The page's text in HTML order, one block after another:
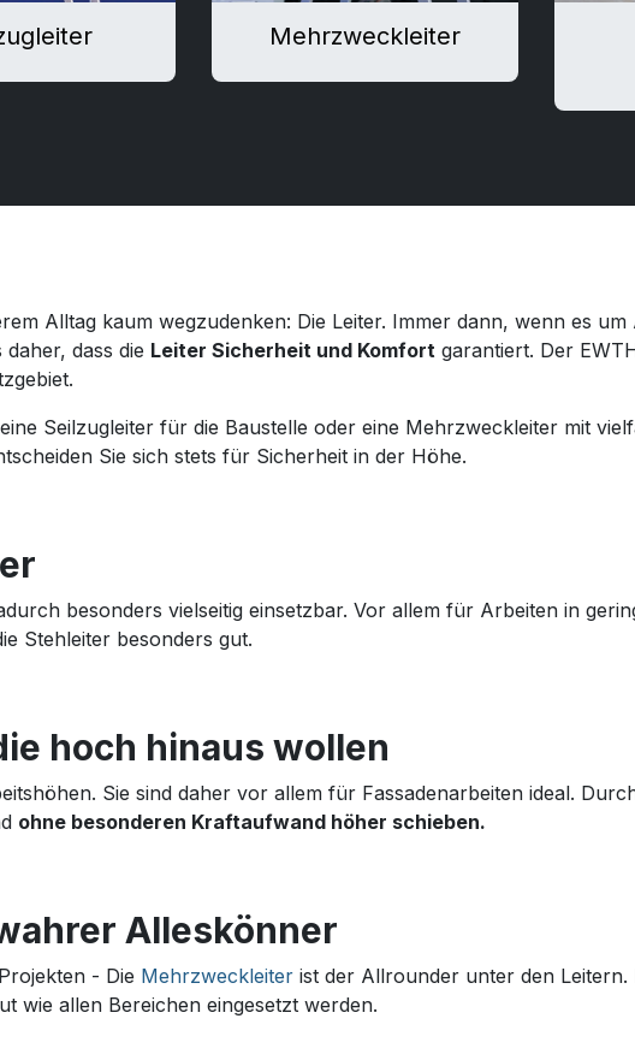
Mehrzweckleiter
Alltag kaum wegzudenken: Die Leiter. Immer dann, wenn es
dass die Leiter Sicherheit und Komfort garantiert. Der
Seilzugleiter für die Baustelle oder eine Mehrzweckleiter mit
Sie sich stets für Sicherheit in der Höhe.
besonders vielseitig einsetzbar. Vor allem für Arbeiten in
Stehleiter besonders gut.
hoch hinaus wollen
Sie sind daher vor allem für Fassadenarbeiten ideal.
ohne besonderen Kraftaufwand höher schieben.
Alleskönner
- Die Mehrzweckleiter ist der Allrounder unter den Leitern.
wie allen Bereichen eingesetzt werden.